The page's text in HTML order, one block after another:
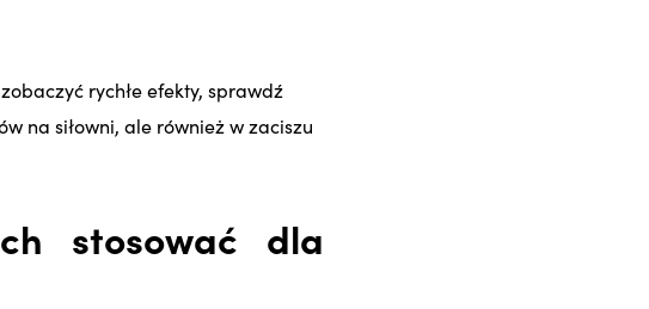
rychłe efekty, sprawdź
na siłowni, ale również w zaciszu
stosować dla